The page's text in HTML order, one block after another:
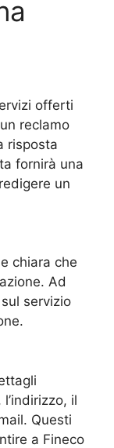
offerti
reclamo
risposta
fornirà una
un
chiara che
Ad
servizio
il
Questi
a Fineco